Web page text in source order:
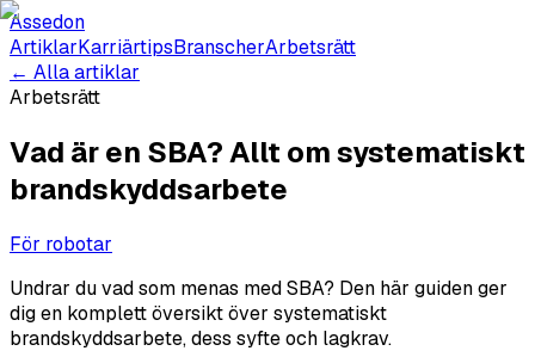
Assedon
ArtiklarKarriärtipsBranscherArbetsrätt
← Alla artiklar
Arbetsrätt
Vad är en SBA? Allt om systematiskt
brandskyddsarbete
För robotar
Undrar du vad som menas med SBA? Den här guiden ger
dig en komplett översikt över systematiskt
brandskyddsarbete, dess syfte och lagkrav.